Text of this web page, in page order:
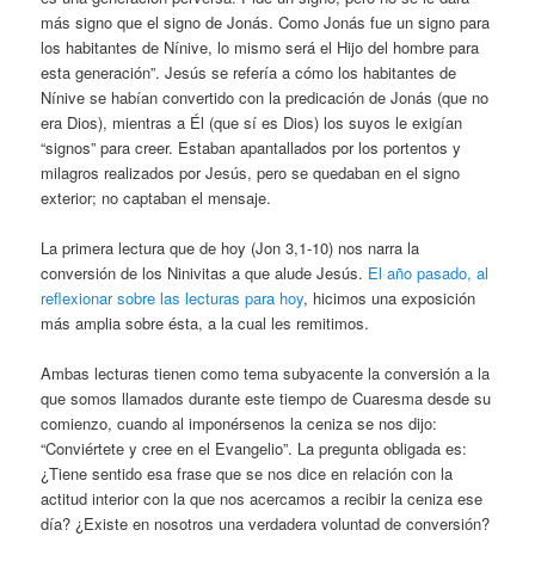
más signo que el signo de Jonás. Como Jonás fue un signo para
los habitantes de Nínive, lo mismo será el Hijo del hombre para
esta generación”. Jesús se refería a cómo los habitantes de
Nínive se habían convertido con la predicación de Jonás (que no
era Dios), mientras a Él (que sí es Dios) los suyos le exigían
“signos” para creer. Estaban apantallados por los portentos y
milagros realizados por Jesús, pero se quedaban en el signo
exterior; no captaban el mensaje.
La primera lectura que de hoy (Jon 3,1-10) nos narra la
conversión de los Ninivitas a que alude Jesús. El año pasado, al
reflexionar sobre las lecturas para hoy, hicimos una exposición
más amplia sobre ésta, a la cual les remitimos.
Ambas lecturas tienen como tema subyacente la conversión a la
que somos llamados durante este tiempo de Cuaresma desde su
comienzo, cuando al imponérsenos la ceniza se nos dijo:
“Conviértete y cree en el Evangelio”. La pregunta obligada es:
¿Tiene sentido esa frase que se nos dice en relación con la
actitud interior con la que nos acercamos a recibir la ceniza ese
día? ¿Existe en nosotros una verdadera voluntad de conversión?